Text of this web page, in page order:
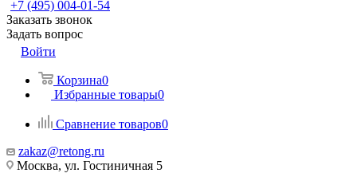
+7 (495) 004-01-54
Заказать звонок
Задать вопрос
Войти
Корзина0
Избранные товары0
Сравнение товаров0
zakaz@retong.ru
Москва, ул. Гостиничная 5